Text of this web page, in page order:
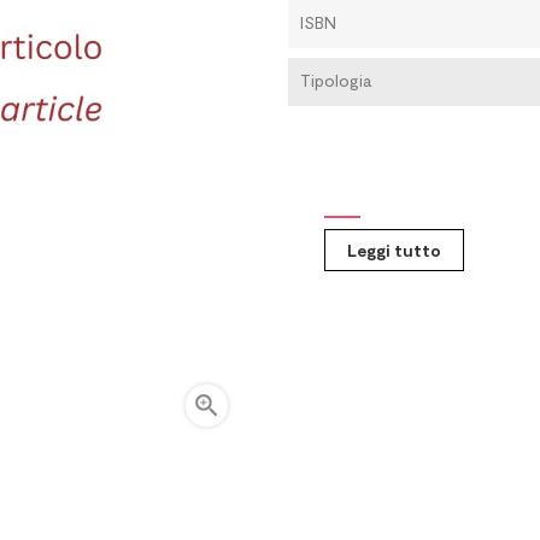

ISBN
Tipologia
Leggi tutto